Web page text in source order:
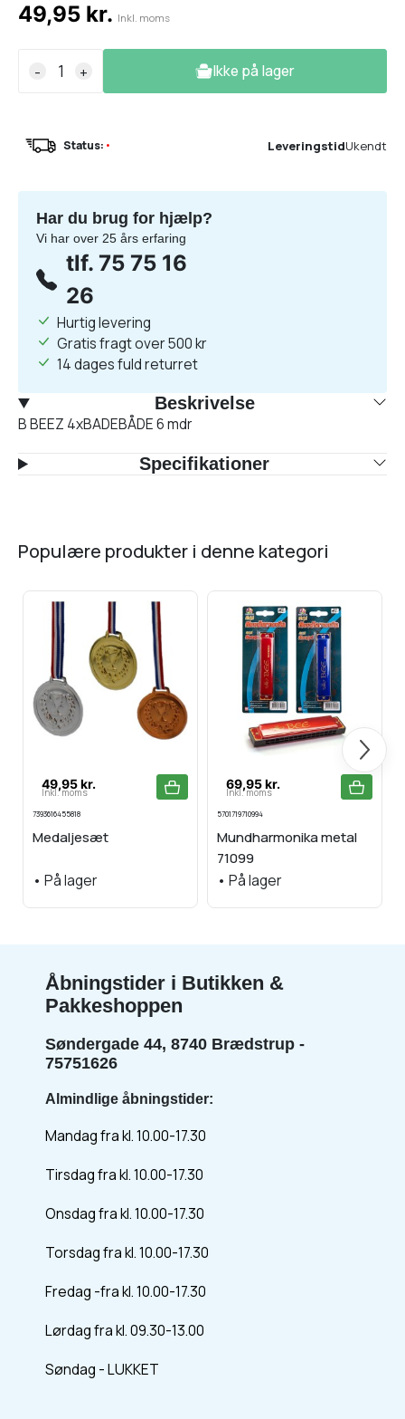
49,95 kr. Inkl. moms
- + Ikke på lager
Status: • LeveringstidUkendt
Har du brug for hjælp?
Vi har over 25 års erfaring
tlf. 75 75 16
26
Hurtig levering
Gratis fragt over 500 kr
14 dages fuld returret
Beskrivelse
B BEEZ 4xBADEBÅDE 6 mdr
Specifikationer
populære produkter i denne kategori
Næste
49,95 kr.
Inkl. moms
7393616455818
Medaljesæt
• På lager
69,95 kr.
Inkl. moms
5701719710994
Mundharmonika metal
71099
• På lager
Åbningstider i Butikken &
Pakkeshoppen
Søndergade 44, 8740 Brædstrup -
75751626
Almindlige åbningstider:
Mandag fra kl. 10.00-17.30
Tirsdag fra kl. 10.00-17.30
Onsdag fra kl. 10.00-17.30
Torsdag fra kl. 10.00-17.30
Fredag -fra kl. 10.00-17.30
Lørdag fra kl. 09.30-13.00
Søndag - LUKKET